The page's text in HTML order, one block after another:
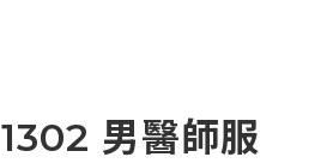
1302 男醫師服